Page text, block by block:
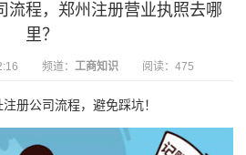
流程，郑州注册营业执照去哪
里？
频道： 工商知识 阅读：475
册公司流程，避免踩坑！